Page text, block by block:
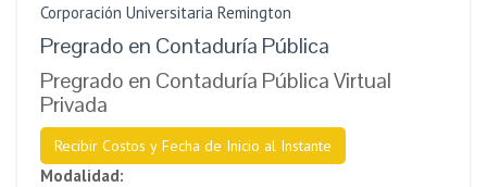
Corporación Universitaria Remington
Pregrado en Contaduría Pública
Pregrado en Contaduría Pública Virtual
Privada
Recibir Costos y Fecha de Inicio al Instante
Modalidad: